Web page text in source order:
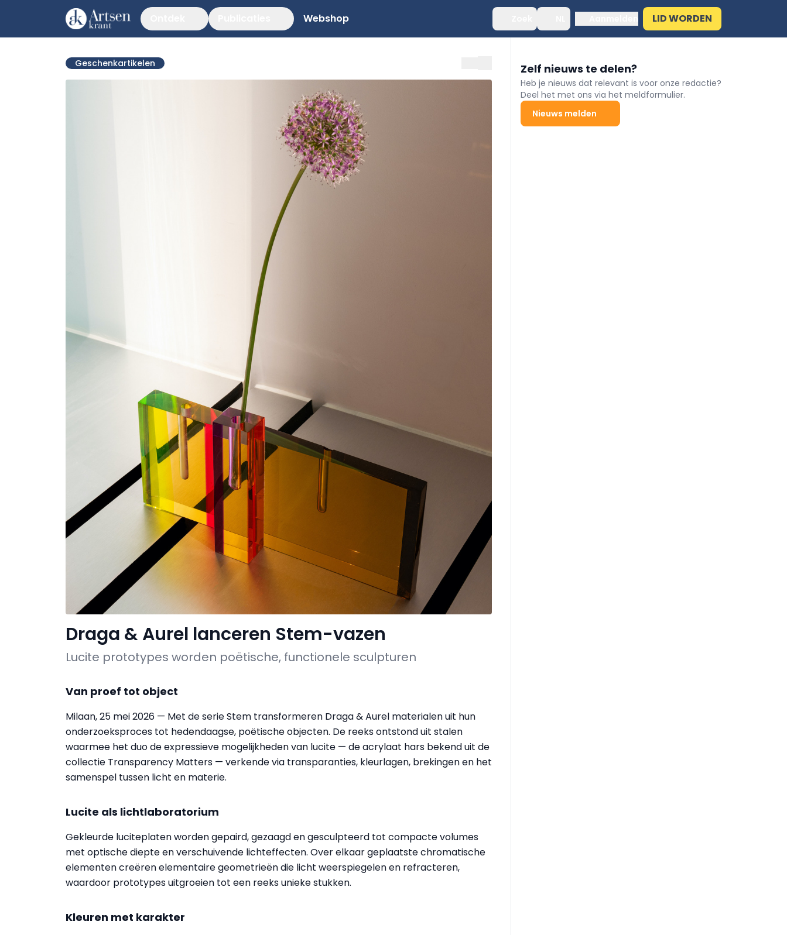
Webshop LID WORDEN
Geschenkartikelen
Draga & Aurel lanceren Stem-vazen
Lucite prototypes worden poëtische, functionele sculpturen
Van proef tot object
Milaan, 25 mei 2026 — Met de serie Stem transformeren Draga & Aurel materialen uit hun
onderzoeksproces tot hedendaagse, poëtische objecten. De reeks ontstond uit stalen
waarmee het duo de expressieve mogelijkheden van lucite — de acrylaat hars bekend uit de
collectie Transparency Matters — verkende via transparanties, kleur­lagen, brekingen en het
samenspel tussen licht en materie.
Lucite als lichtlaboratorium
Gekleurde luciteplaten worden gepaird, gezaagd en gesculpteerd tot compacte volumes
met optische diepte en verschuivende lichteffecten. Over elkaar geplaatste chromatische
elementen creëren elementaire geometrieën die licht weerspiegelen en refracteren,
waardoor prototypes uitgroeien tot een reeks unieke stukken.
Kleuren met karakter
Zelf nieuws te delen?
Heb je nieuws dat relevant is voor onze redactie?
Deel het met ons via het meldformulier.
Nieuws melden